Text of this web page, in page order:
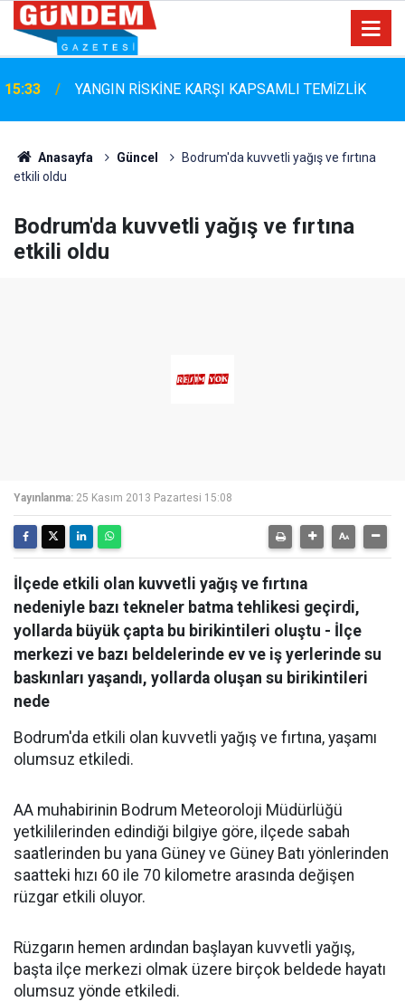
15:06
Marmaris Belediyespor'da Altyapıya Güçlü Takviye:
Mustafa Çolakoğlu ile Sözleşme İmzalandı
Anasayfa Güncel
Bodrum'da kuvvetli yağış ve fırtına
etkili oldu
Bodrum'da kuvvetli yağış ve fırtına
etkili oldu
Yayınlanma: 25 Kasım 2013 Pazartesi 15:08
İlçede etkili olan kuvvetli yağış ve fırtına
nedeniyle bazı tekneler batma tehlikesi geçirdi,
yollarda büyük çapta bu birikintileri oluştu - İlçe
merkezi ve bazı beldelerinde ev ve iş yerlerinde su
baskınları yaşandı, yollarda oluşan su birikintileri
nede
Bodrum'da etkili olan kuvvetli yağış ve fırtına, yaşamı
olumsuz etkiledi.
AA muhabirinin Bodrum Meteoroloji Müdürlüğü
yetkililerinden edindiği bilgiye göre, ilçede sabah
saatlerinden bu yana Güney ve Güney Batı yönlerinden
saatteki hızı 60 ile 70 kilometre arasında değişen
rüzgar etkili oluyor.
Rüzgarın hemen ardından başlayan kuvvetli yağış,
başta ilçe merkezi olmak üzere birçok beldede hayatı
olumsuz yönde etkiledi.